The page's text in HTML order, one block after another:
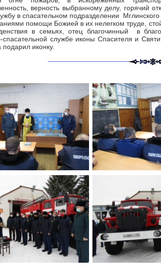
верность выбранному делу, горячий
в спасательном подразделении
помощи Божией в их нелегком труде,
в семьях, отец благочинный в
спасательной службе иконы Спасителя и
иконку.